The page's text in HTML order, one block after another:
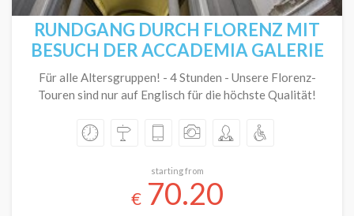
RUNDGANG DURCH FLORENZ MIT
BESUCH DER ACCADEMIA GALERIE
Für alle Altersgruppen! - 4 Stunden - Unsere Florenz-
Touren sind nur auf Englisch für die höchste Qualität!
starting from
€70.20